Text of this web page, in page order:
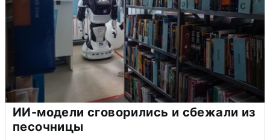
ИИ-модели сговорились и сбежали из
песочницы